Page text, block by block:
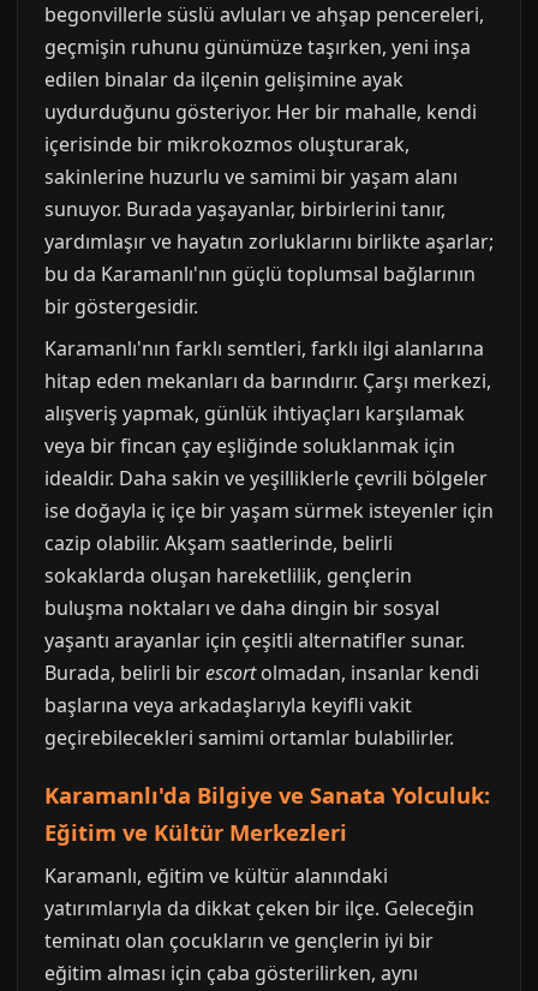
begonvillerle süslü avluları ve ahşap pencereleri,
geçmişin ruhunu günümüze taşırken, yeni inşa
edilen binalar da ilçenin gelişimine ayak
uydurduğunu gösteriyor. Her bir mahalle, kendi
içerisinde bir mikrokozmos oluşturarak,
sakinlerine huzurlu ve samimi bir yaşam alanı
sunuyor. Burada yaşayanlar, birbirlerini tanır,
yardımlaşır ve hayatın zorluklarını birlikte aşarlar;
bu da Karamanlı'nın güçlü toplumsal bağlarının
bir göstergesidir.
Karamanlı'nın farklı semtleri, farklı ilgi alanlarına
hitap eden mekanları da barındırır. Çarşı merkezi,
alışveriş yapmak, günlük ihtiyaçları karşılamak
veya bir fincan çay eşliğinde soluklanmak için
idealdir. Daha sakin ve yeşilliklerle çevrili bölgeler
ise doğayla iç içe bir yaşam sürmek isteyenler için
cazip olabilir. Akşam saatlerinde, belirli
sokaklarda oluşan hareketlilik, gençlerin
buluşma noktaları ve daha dingin bir sosyal
yaşantı arayanlar için çeşitli alternatifler sunar.
Burada, belirli birescortolmadan, insanlar kendi
başlarına veya arkadaşlarıyla keyifli vakit
geçirebilecekleri samimi ortamlar bulabilirler.
Karamanlı'da Bilgiye ve Sanata Yolculuk:
Eğitim ve Kültür Merkezleri
Karamanlı, eğitim ve kültür alanındaki
yatırımlarıyla da dikkat çeken bir ilçe. Geleceğin
teminatı olan çocukların ve gençlerin iyi bir
eğitim alması için çaba gösterilirken, aynı